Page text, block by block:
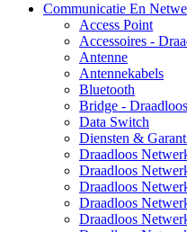
Communicatie En
Access Point
Accessoires -
Antenne
Antennekabels
Bluetooth
Bridge - Draadloos
Data Switch
Diensten &
Draadloos
Draadloos
Draadloos
Draadloos
Draadloos